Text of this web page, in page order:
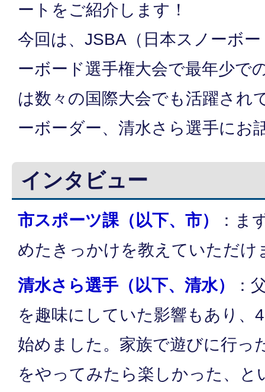
ートをご紹介します！
今回は、JSBA（日本スノーボ
ーボード選手権大会で最年少で
は数々の国際大会でも活躍され
ーボーダー、清水さら選手にお
インタビュー
市スポーツ課（以下、市）
：ま
めたきっかけを教えていただけ
清水さら選手（以下、清水）
：
を趣味にしていた影響もあり、
始めました。家族で遊びに行っ
をやってみたら楽しかった、と